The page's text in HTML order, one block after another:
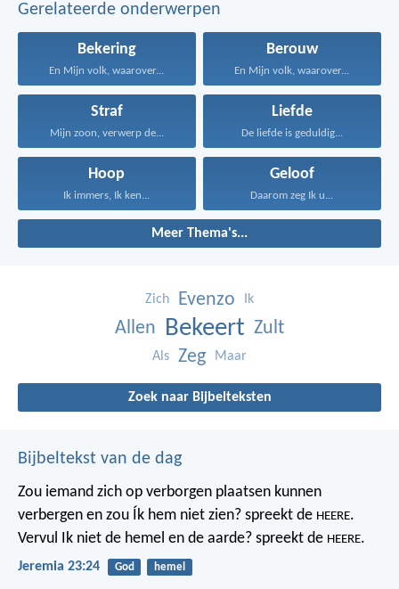
Gerelateerde onderwerpen
Bekering
En Mijn volk, waarover...
Berouw
En Mijn volk, waarover...
Straf
Mijn zoon, verwerp de...
Liefde
De liefde is geduldig...
Hoop
Ik immers, Ik ken...
Geloof
Daarom zeg Ik u...
Meer Thema's...
Zich Evenzo Ik
Allen Bekeert Zult
Als Zeg Maar
Zoek naar Bijbelteksten
Bijbeltekst van de dag
Zou iemand zich op verborgen plaatsen kunnen
verbergen en zou Ík hem niet zien? spreekt de HEERE.
Vervul Ik niet de hemel en de aarde? spreekt de HEERE.
Jeremia 23:24 God hemel